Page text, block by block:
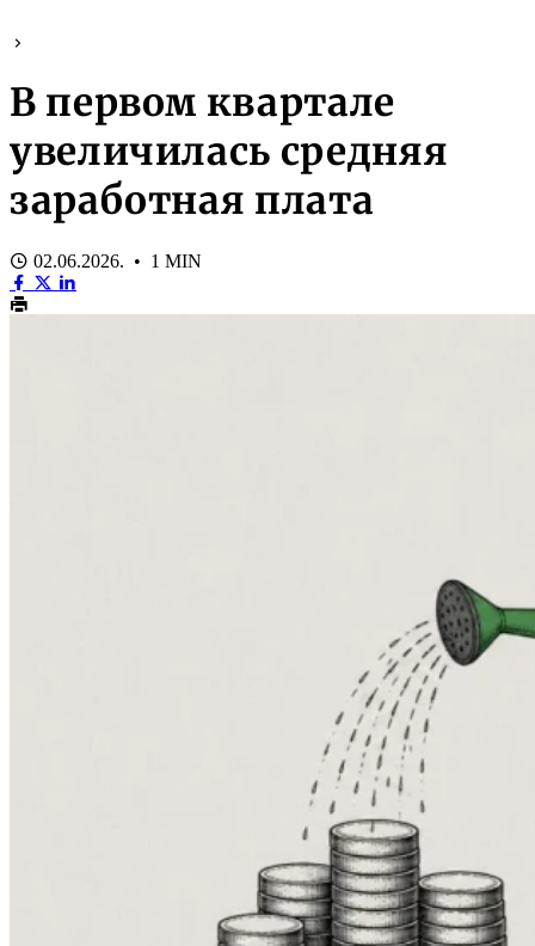
В первом квартале
увеличилась средняя
заработная плата
02.06.2026. • 1 MIN